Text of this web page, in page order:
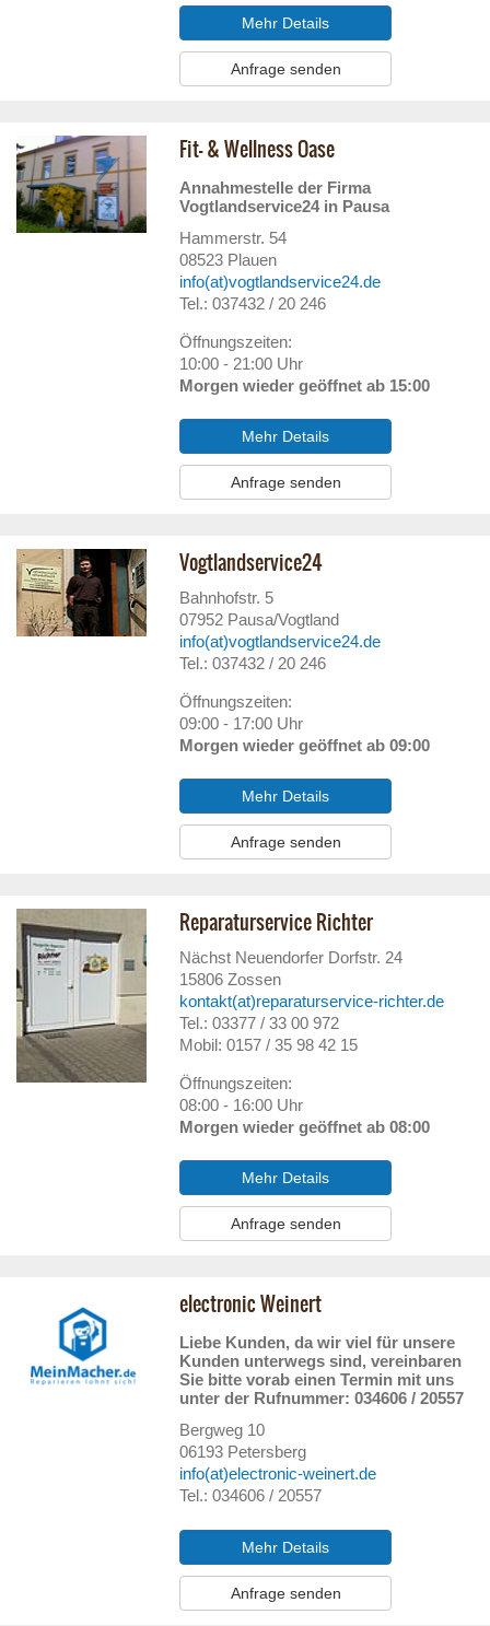
Mehr Details
Anfrage senden
Fit- & Wellness Oase
Annahmestelle der Firma
Vogtlandservice24 in Pausa
Hammerstr. 54
08523 Plauen
info(at)vogtlandservice24.de
Tel.: 037432 / 20 246
Öffnungszeiten:
10:00 - 21:00 Uhr
Morgen wieder geöffnet ab 15:00
Mehr Details
Anfrage senden
Vogtlandservice24
Bahnhofstr. 5
07952 Pausa/Vogtland
info(at)vogtlandservice24.de
Tel.: 037432 / 20 246
Öffnungszeiten:
09:00 - 17:00 Uhr
Morgen wieder geöffnet ab 09:00
Mehr Details
Anfrage senden
Reparaturservice Richter
Nächst Neuendorfer Dorfstr. 24
15806 Zossen
kontakt(at)reparaturservice-richter.de
Tel.: 03377 / 33 00 972
Mobil: 0157 / 35 98 42 15
Öffnungszeiten:
08:00 - 16:00 Uhr
Morgen wieder geöffnet ab 08:00
Mehr Details
Anfrage senden
electronic Weinert
Liebe Kunden, da wir viel für unsere
Kunden unterwegs sind, vereinbaren
Sie bitte vorab einen Termin mit uns
unter der Rufnummer: 034606 / 20557
Bergweg 10
06193 Petersberg
info(at)electronic-weinert.de
Tel.: 034606 / 20557
Mehr Details
Anfrage senden